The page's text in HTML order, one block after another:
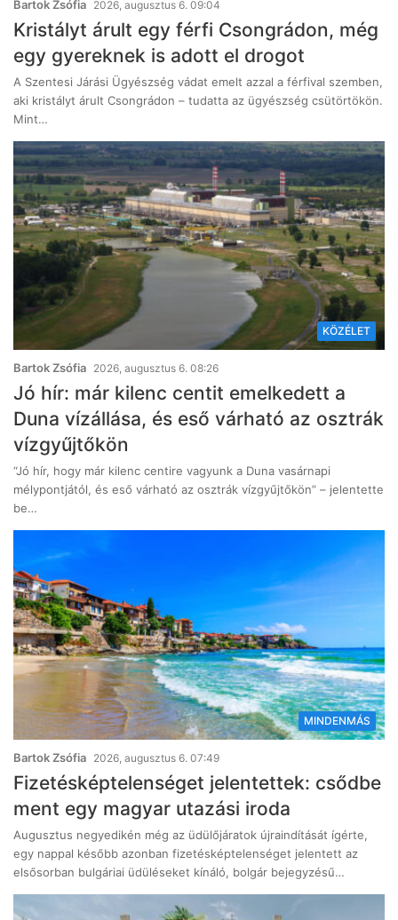
Bartok Zsófia 2026, augusztus 6. 09:04
Kristályt árult egy férfi Csongrádon, még
egy gyereknek is adott el drogot
A Szentesi Járási Ügyészség vádat emelt azzal a férfival szemben,
aki kristályt árult Csongrádon – tudatta az ügyészség csütörtökön.
Mint…
KÖZÉLET
Bartok Zsófia 2026, augusztus 6. 08:26
Jó hír: már kilenc centit emelkedett a
Duna vízállása, és eső várható az osztrák
vízgyűjtőkön
“Jó hír, hogy már kilenc centire vagyunk a Duna vasárnapi
mélypontjától, és eső várható az osztrák vízgyűjtőkön” – jelentette
be…
MINDENMÁS
Bartok Zsófia 2026, augusztus 6. 07:49
Fizetésképtelenséget jelentettek: csődbe
ment egy magyar utazási iroda
Augusztus negyedikén még az üdülőjáratok újraindítását ígérte,
egy nappal később azonban fizetésképtelenséget jelentett az
elsősorban bulgáriai üdüléseket kínáló, bolgár bejegyzésű…